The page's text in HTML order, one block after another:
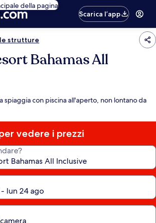
della pagina
Scarica l’app
strutture
Bahamas All
spiaggia con piscina all'aperto, non lontano da
vedere i prezzi